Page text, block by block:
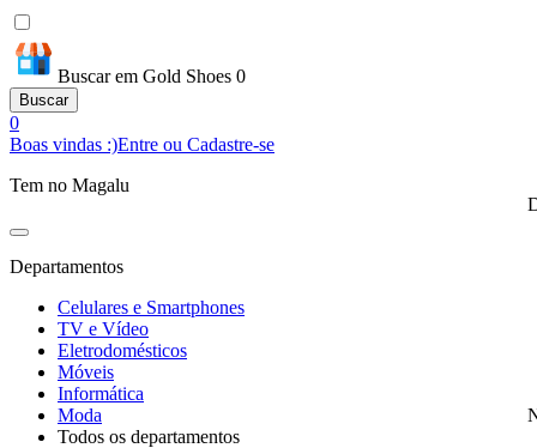
Buscar em Gold Shoes 0
Buscar
0
Boas vindas :)Entre ou Cadastre-se
Tem no Magalu
Departamentos
Celulares e Smartphones
TV e Vídeo
Eletrodomésticos
Móveis
Informática
Moda
Todos os departamentos